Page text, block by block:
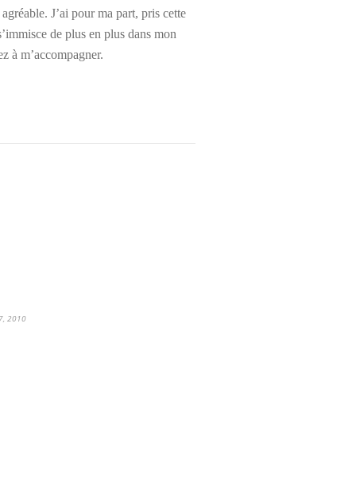
J’ai pour ma part, pris cette
de plus en plus dans mon
à m’accompagner.
2010